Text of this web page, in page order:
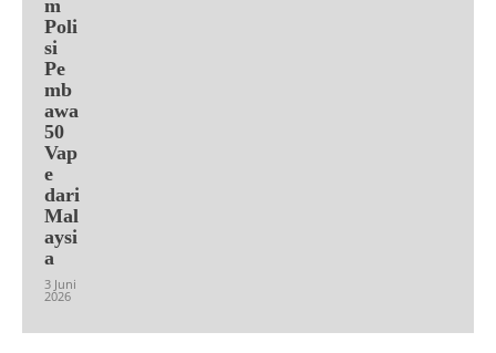
m
Poli
si
Pe
mb
awa
50
Vap
e
dari
Mal
aysi
a
3 Juni
2026